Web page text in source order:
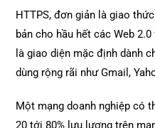
HTTPS, đơn giản là giao
bản cho hầu hết các Web
là giao diện mặc định dành
dùng rộng rãi như Gmail,
Một mạng doanh nghiệp có
20 tới 80% lưu lượng trên